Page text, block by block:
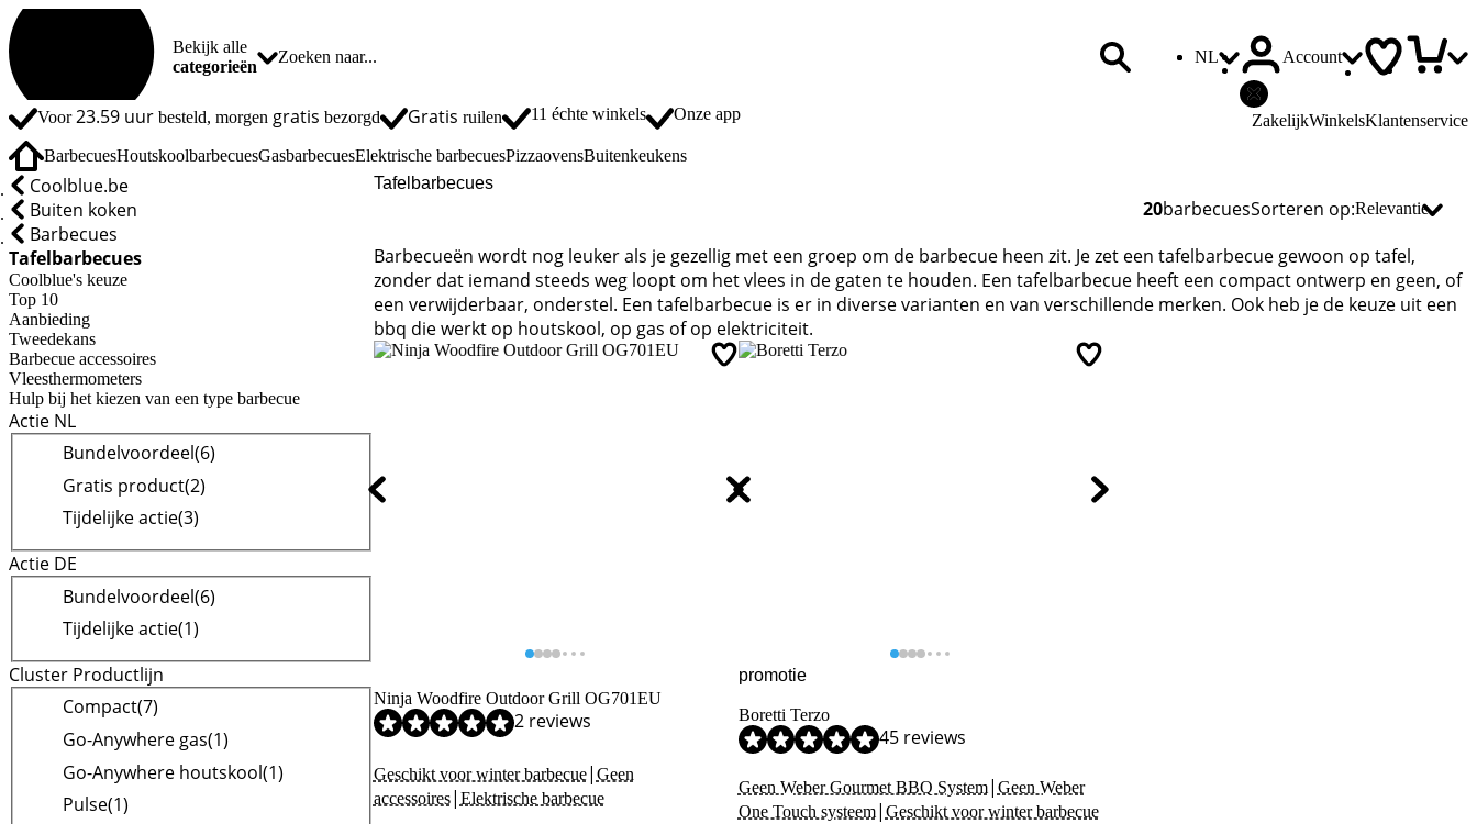
Bekijk alle
categorieën
NL Account
Voor23.59 uurbesteld, morgen gratis bezorgd Gratis ruilen 11 échte winkels Onze app ZakelijkWinkelsKlantenservice
BarbecuesHoutskoolbarbecuesGasbarbecuesElektrische barbecuesPizzaovensBuitenkeukens
Coolblue.be
Buiten koken
Barbecues
Tafelbarbecues
Coolblue's keuze
Top 10
Aanbieding
Tweedekans
Barbecue accessoires
Vleesthermometers
Hulp bij het kiezen van een type barbecue
Actie NL
Bundelvoordeel(6)
Gratis product(2)
Tijdelijke actie(3)
Actie DE
Bundelvoordeel(6)
Tijdelijke actie(1)
Cluster Productlijn
Compact(7)
Go-Anywhere gas(1)
Go-Anywhere houtskool(1)
Pulse(1)
Tafelbarbecues
Zoekresultaten en sortering
20barbecuesSorteren op:
Barbecueën wordt nog leuker als je gezellig met een groep om de barbecue heen zit. Je zet een tafelbarbecue gewoon op tafel,
zonder dat iemand steeds weg loopt om het vlees in de gaten te houden. Een tafelbarbecue heeft een compact ontwerp en geen, of
een verwijderbaar, onderstel. Een tafelbarbecue is er in diverse varianten en van verschillende merken. Ook heb je de keuze uit een
bbq die werkt op houtskool, op gas of op elektriciteit.
Ninja Woodfire Outdoor Grill OG701EU
Beoordeling is 9,0 van de 10, gebaseerd op 2 reviews.
2 reviews
Geschikt voor winter barbecue| Geen
accessoires| Elektrische barbecue
promotie
Boretti Terzo
Beoordeling is 9,1 van de 10, gebaseerd op 45 reviews.
45 reviews
Geen Weber Gourmet BBQ System| Geen Weber
One Touch systeem| Geschikt voor winter barbecue
Advertentie